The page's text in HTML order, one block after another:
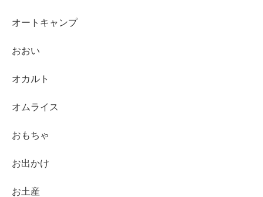
オートキャンプ
おおい
オカルト
オムライス
おもちゃ
お出かけ
お土産